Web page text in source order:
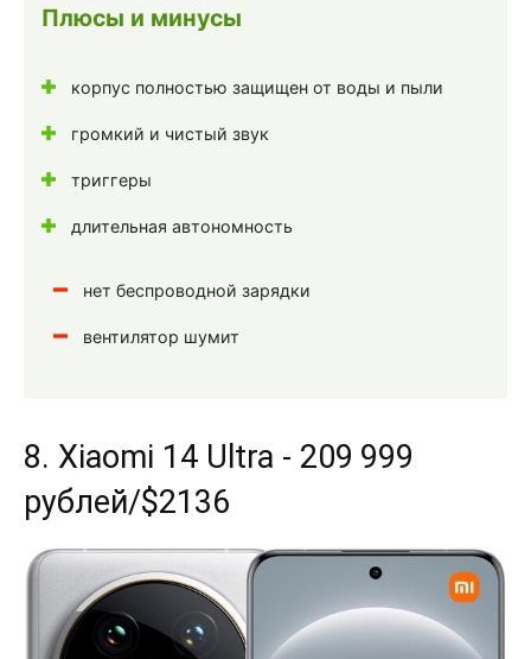
Плюсы и минусы
корпус полностью защищен от воды и пыли
громкий и чистый звук
триггеры
длительная автономность
нет беспроводной зарядки
вентилятор шумит
8. Xiaomi 14 Ultra - 209 999
рублей/$2136